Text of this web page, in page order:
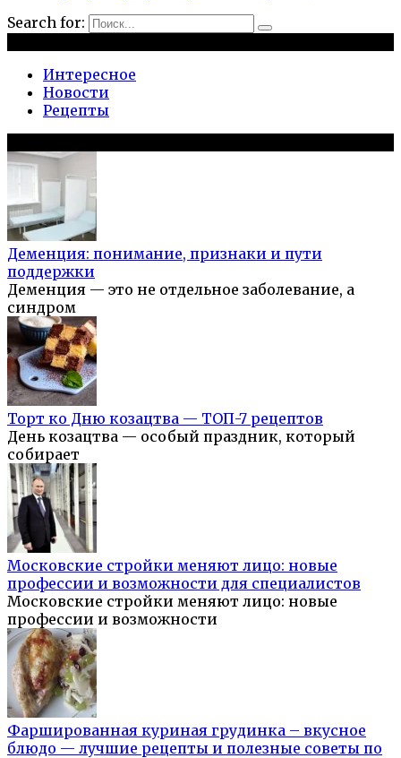
Search for:
Интересное
Новости
Рецепты
Деменция: понимание, признаки и пути
поддержки
Деменция — это не отдельное заболевание, а
синдром
Торт ко Дню козацтва — ТОП-7 рецептов
День козацтва — особый праздник, который
собирает
Московские стройки меняют лицо: новые
профессии и возможности для специалистов
Московские стройки меняют лицо: новые
профессии и возможности
Фаршированная куриная грудинка – вкусное
блюдо — лучшие рецепты и полезные советы по